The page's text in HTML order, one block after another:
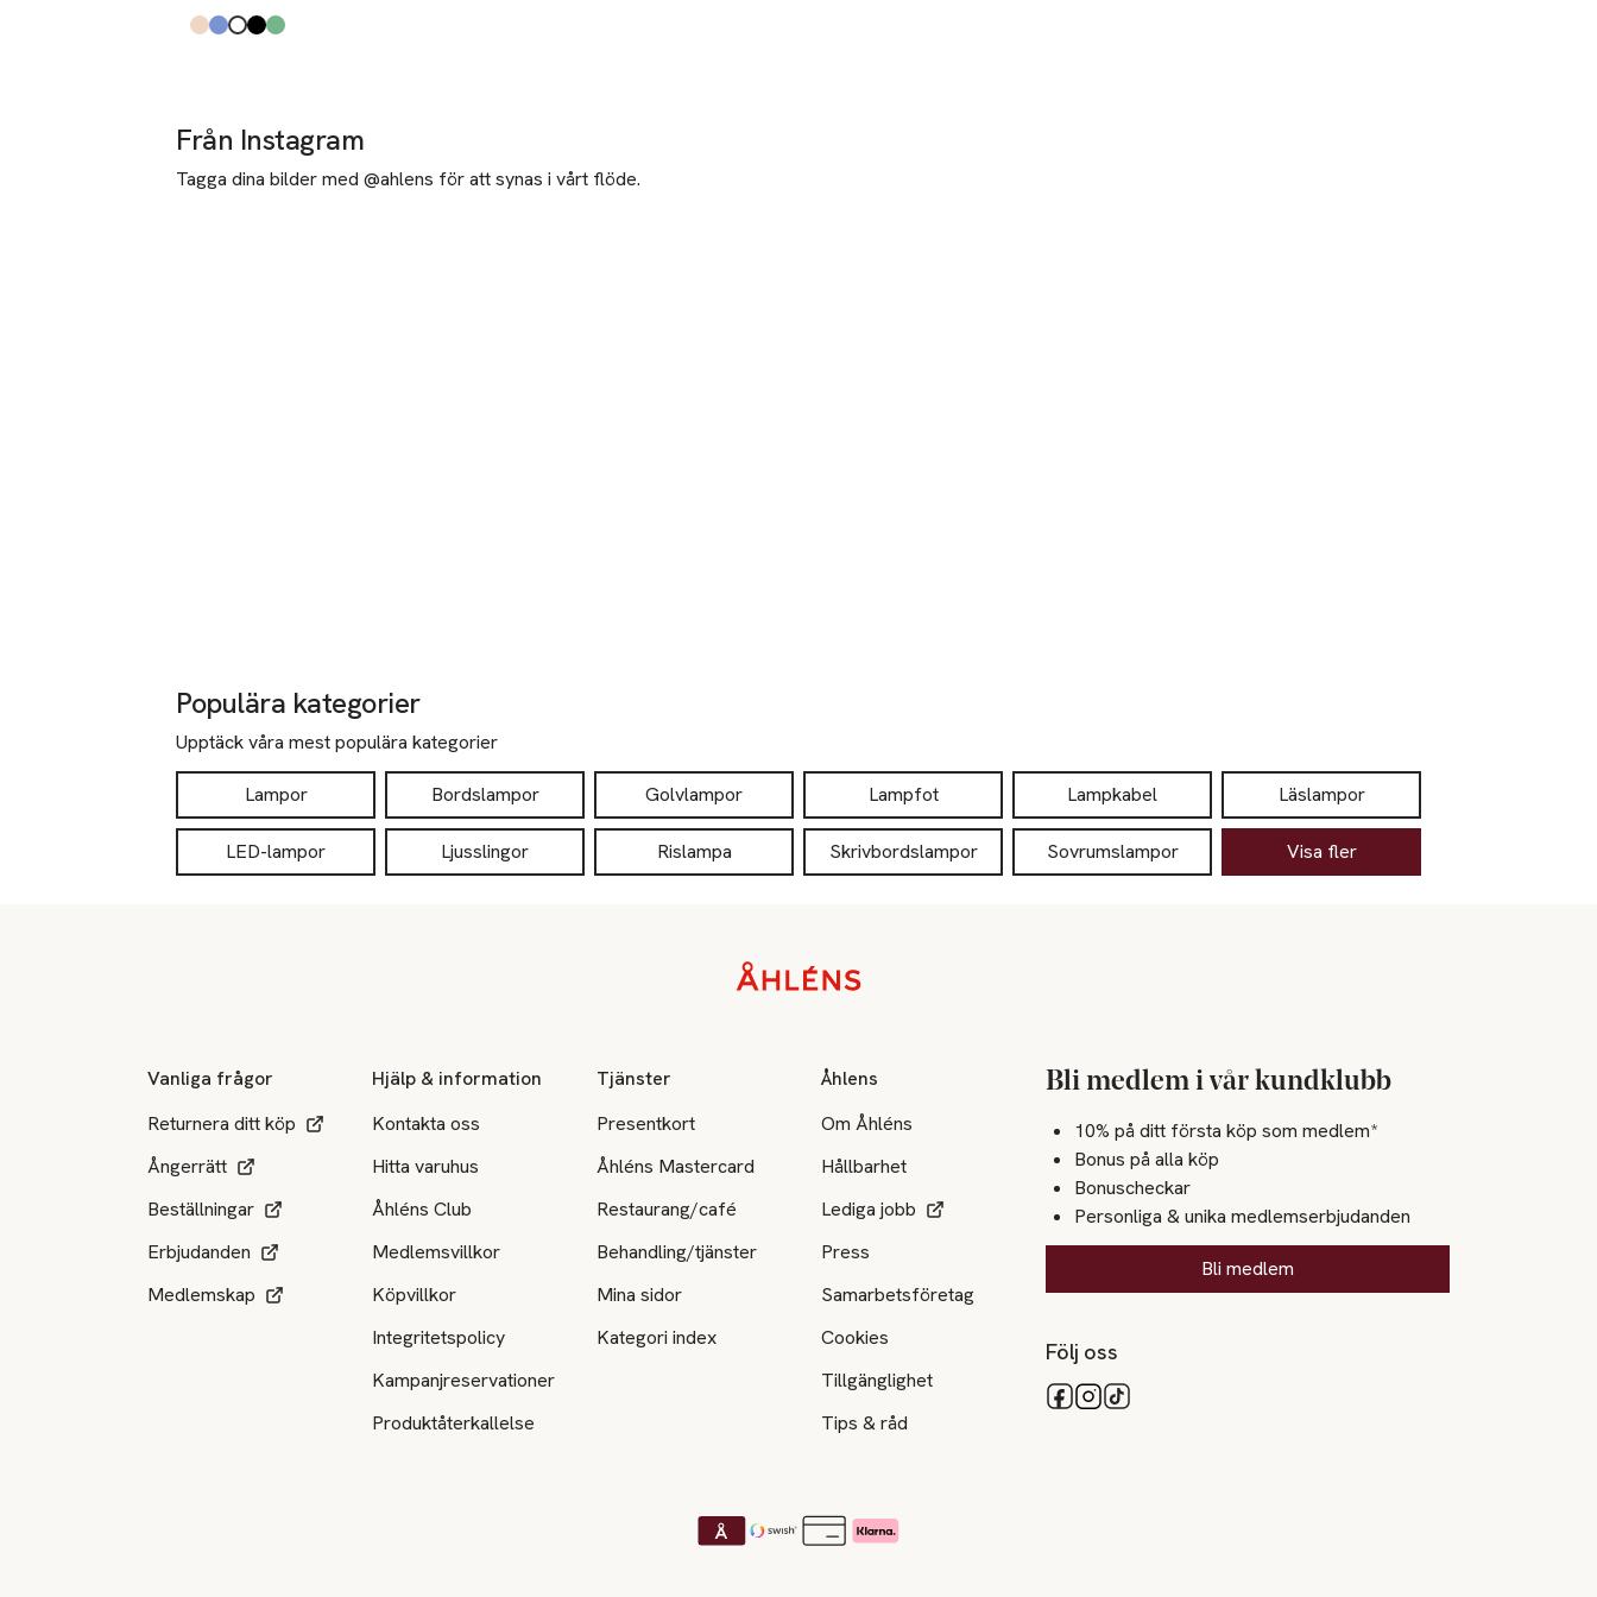
Produkten finns i färgerna:
Beige,
Blue,
White,
Black,
Green,
Från Instagram
Tagga dina bilder med @ahlens för att synas i vårt flöde.
Populära kategorier
Upptäck våra mest populära kategorier
Lampor Bordslampor Golvlampor Lampfot Lampkabel Läslampor
LED-lampor Ljusslingor Rislampa Skrivbordslampor Sovrumslampor Visa fler
Vanliga frågor
Returnera ditt köp
Ångerrätt
Beställningar
Erbjudanden
Medlemskap
Hjälp & information
Kontakta oss
Hitta varuhus
Åhléns Club
Medlemsvillkor
Köpvillkor
Integritetspolicy
Kampanjreservationer
Produktåterkallelse
Tjänster
Presentkort
Åhléns Mastercard
Restaurang/café
Behandling/tjänster
Mina sidor
Kategori index
Åhlens
Om Åhléns
Hållbarhet
Lediga jobb
Press
Samarbetsföretag
Cookies
Tillgänglighet
Tips & råd
Bli medlem i vår kundklubb
10% på ditt första köp som medlem*
Bonus på alla köp
Bonuscheckar
Personliga & unika medlemserbjudanden
Bli medlem
Följ oss